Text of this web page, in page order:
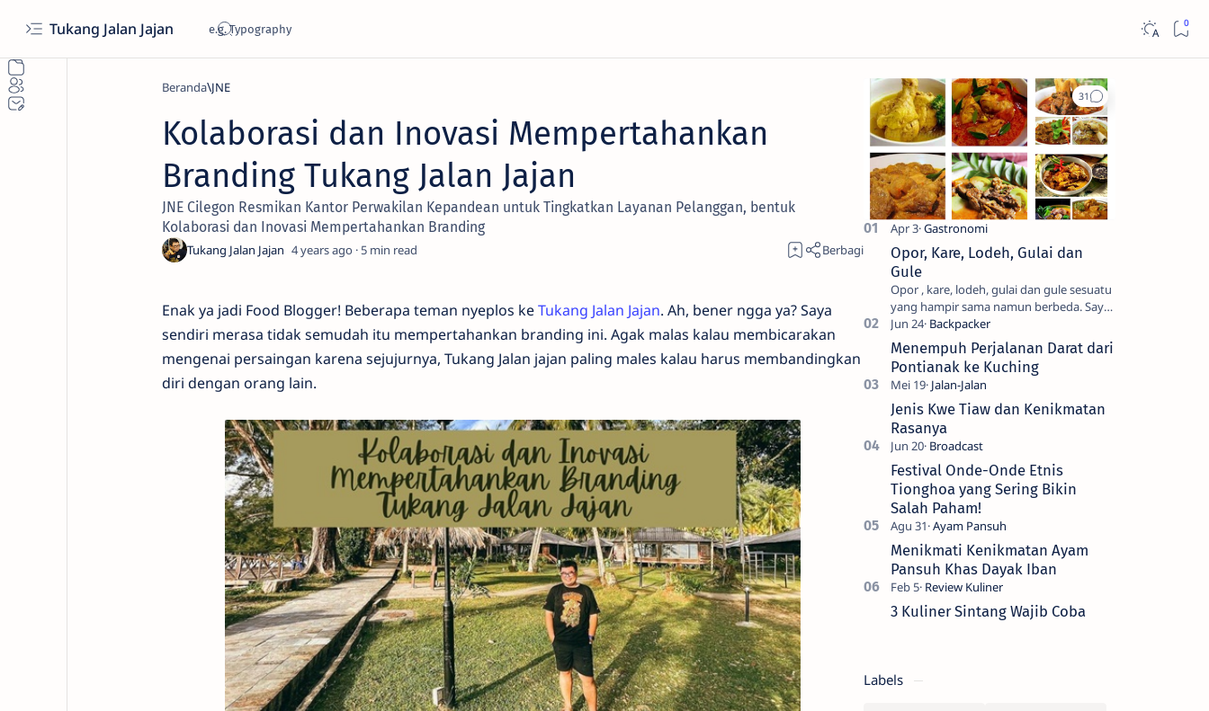
Tukang Jalan Jajan
Beranda JNE
Kolaborasi dan Inovasi Mempertahankan
Branding Tukang Jalan Jajan
JNE Cilegon Resmikan Kantor Perwakilan Kepandean untuk Tingkatkan Layanan Pelanggan, bentuk
Kolaborasi dan Inovasi Mempertahankan Branding
4 years ago 5
Enak ya jadi Food Blogger! Beberapa teman nyeplos keTukang Jalan Jajan. Ah, bener ngga ya? Saya
sendiri merasa tidak semudah itu mempertahankan branding ini. Agak malas kalau membicarakan
mengenai persaingan karena sejujurnya, Tukang Jalan jajan paling males kalau harus membandingkan
diri dengan orang lain.
Opor, Kare, Lodeh, Gulai dan
Gule
Opor , kare, lodeh, gulai dan gule sesuatu
yang hampir sama namun berbeda. Saya
sendiri kesulitan untuk membedakanya.
Mencari tahu ada…
Menempuh Perjalanan Darat dari
Pontianak ke Kuching
Jenis Kwe Tiaw dan Kenikmatan
Rasanya
Festival Onde-Onde Etnis
Tionghoa yang Sering Bikin
Salah Paham!
Menikmati Kenikmatan Ayam
Pansuh Khas Dayak Iban
3 Kuliner Sintang Wajib Coba
Labels